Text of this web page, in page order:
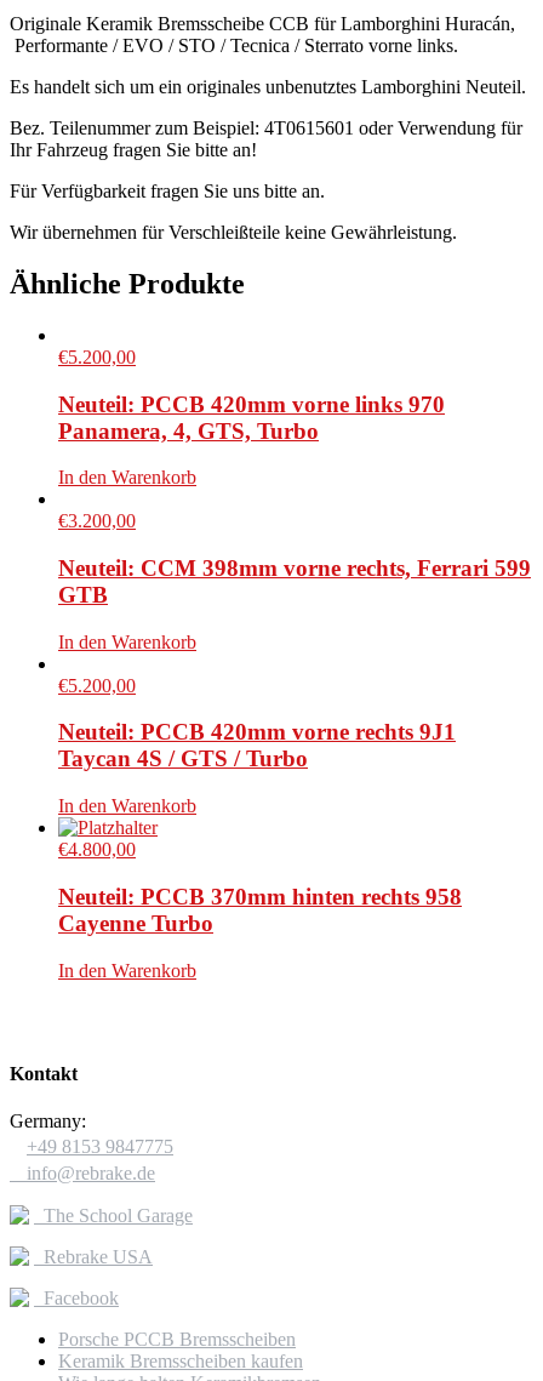
Originale Keramik Bremsscheibe CCB für Lamborghini Huracán,
Performante / EVO / STO / Tecnica / Sterrato vorne links.
Es handelt sich um ein originales unbenutztes Lamborghini Neuteil.
Bez. Teilenummer zum Beispiel: 4T0615601 oder Verwendung für
Ihr Fahrzeug fragen Sie bitte an!
Für Verfügbarkeit fragen Sie uns bitte an.
Wir übernehmen für Verschleißteile keine Gewährleistung.
Ähnliche Produkte
€5.200,00
Neuteil: PCCB 420mm vorne links 970
Panamera, 4, GTS, Turbo
In den Warenkorb
€3.200,00
Neuteil: CCM 398mm vorne rechts, Ferrari 599
GTB
In den Warenkorb
€5.200,00
Neuteil: PCCB 420mm vorne rechts 9J1
Taycan 4S / GTS / Turbo
In den Warenkorb
€4.800,00
Neuteil: PCCB 370mm hinten rechts 958
Cayenne Turbo
In den Warenkorb
Kontakt
Germany:
+49 8153 9847775
info@rebrake.de
The School Garage
Rebrake USA
Facebook
Porsche PCCB Bremsscheiben
Keramik Bremsscheiben kaufen